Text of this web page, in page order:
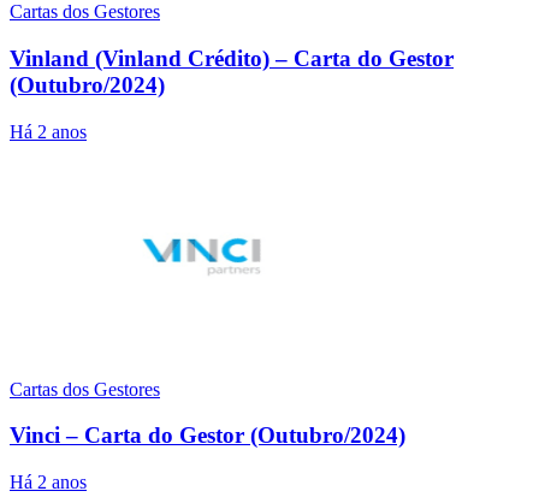
Cartas dos Gestores
Vinland (Vinland Crédito) – Carta do Gestor
(Outubro/2024)
Há 2 anos
Cartas dos Gestores
Vinci – Carta do Gestor (Outubro/2024)
Há 2 anos